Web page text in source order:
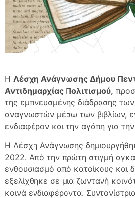
Η Λέσχη Ανάγνωσης Δήμου
Αντιδημαρχίας Πολιτισμού,
της εμπνευσμένης διάδρασης
αναγνωστών μέσω των βιβλίων,
ενδιαφέρον και την αγάπη για
Η Λέσχη Ανάγνωσης
2022. Από την πρώτη στιγμή
ενθουσιασμό από κατοίκους και
εξελίχθηκε σε μια ζωντανή
κοινά ενδιαφέροντα.